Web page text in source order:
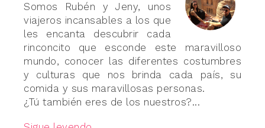
Somos Rubén y Jeny, unos
viajeros incansables a los que
les encanta descubrir cada
rinconcito que esconde este maravilloso
mundo, conocer las diferentes costumbres
y culturas que nos brinda cada país, su
comida y sus maravillosas personas.
¿Tú también eres de los nuestros?...